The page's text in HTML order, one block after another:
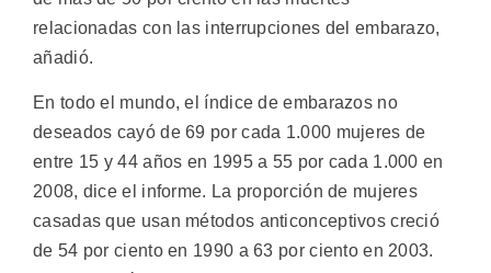
relacionadas con las interrupciones del embarazo,
añadió.
En todo el mundo, el índice de embarazos no
deseados cayó de 69 por cada 1.000 mujeres de
entre 15 y 44 años en 1995 a 55 por cada 1.000 en
2008, dice el informe. La proporción de mujeres
casadas que usan métodos anticonceptivos creció
de 54 por ciento en 1990 a 63 por ciento en 2003.